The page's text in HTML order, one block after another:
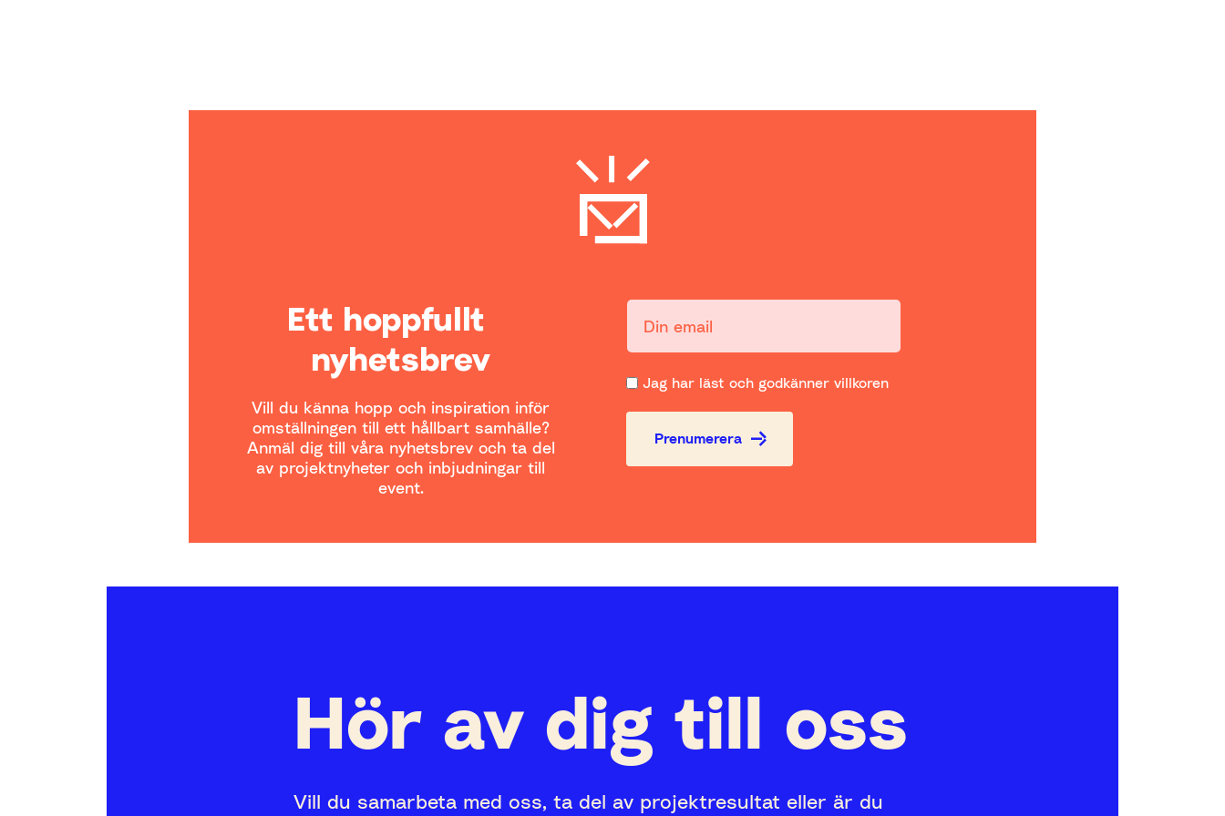
Ett hoppfullt
nyhetsbrev
Vill du känna hopp och inspiration inför
omställningen till ett hållbart samhälle?
Anmäl dig till våra nyhetsbrev och ta del
av projektnyheter och inbjudningar till
event.
Jag har läst och godkänner villkoren
Prenumerera
Hör av dig till oss
Vill du samarbeta med oss, ta del av projektresultat eller är du